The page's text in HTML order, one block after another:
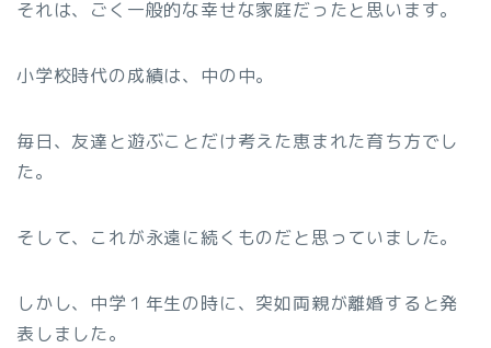
それは、ごく一般的な幸せな家庭だったと思います。
小学校時代の成績は、中の中。
毎日、友達と遊ぶことだけ考えた恵まれた育ち方でし
た。
そして、これが永遠に続くものだと思っていました。
しかし、中学１年生の時に、突如両親が離婚すると発
表しました。